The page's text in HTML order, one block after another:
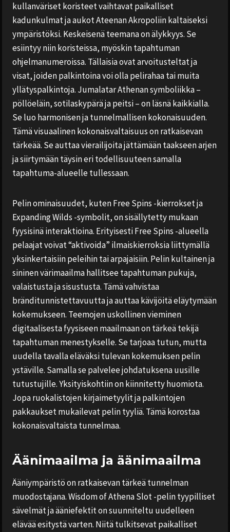
kullanväriset koristeet vaihtavat paikalliset
kadunkulmat ja aukot Ateenan Akropoliin kaltaiseksi
ympäristöksi. Keskeisenä teemana on älykkyys. Se
esiintyy niin koristeissa, myöskin tapahtuman
ohjelmanumeroissa. Tällaisia ovat arvoitusteltat ja
visat, joiden palkintoina voi olla pelirahaa tai muita
yllätyspalkintoja. Jumalatar Athenan symboliikka –
pöllöeläin, sotilaskypärä ja peitsi – on läsnä kaikkialla.
Se luo harmonisen ja tunnelmallisen kokonaisuuden.
Tämä visuaalinen kokonaisvaltaisuus on ratkaisevan
tärkeää. Se auttaa vierailijoita jättämään taakseen arjen
ja siirtymään täysin eri todellisuuteen samalla
tapahtuma-alueelle tullessaan.
Pelin ominaisuudet, kuten Free Spins -kierrokset ja
Expanding Wilds -symbolit, on sisällytetty mukaan
fyysisinä interaktioina. Erityisesti Free Spins -alueella
pelaajat voivat “aktivoida” ilmaiskierroksia liittymällä
yksinkertaisiin peleihin tai arpajaisiin. Pelin kultainen ja
sininen värimaailma hallitsee tapahtuman pukuja,
valaistusta ja sisustusta. Tämä vahvistaa
bränditunnistettavuutta ja auttaa kävijöitä eläytymään
kokemukseen. Teemojen uskollinen vieminen
digitaalisesta fyysiseen maailmaan on tärkeä tekijä
tapahtuman menestykselle. Se tarjoaa tutun, mutta
uudella tavalla eläväksi tulevan kokemuksen pelin
ystäville. Samalla se palvelee johdatuksena uusille
tutustujille. Yksityiskohtiin on kiinnitetty huomiota.
Jopa ruokalistojen kirjaimetyylit ja palkintojen
pakkaukset mukailevat pelin tyyliä. Tämä korostaa
kokonaisvaltaista tunnelmaa.
Äänimaailma ja äänimaailma
Ääniympäristö on ratkaisevan tärkeä tunnelman
muodostajana. Wisdom of Athena Slot -pelin tyypilliset
sävelmät ja ääniefektit on suunniteltu uudelleen
elävää esitystä varten. Niitä tulkitsevat paikalliset